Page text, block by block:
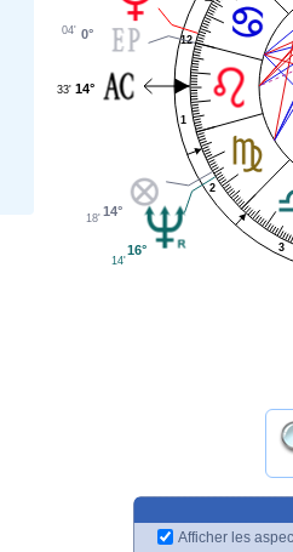
1
2
3
12
0°
04'
14°
33'
14°
18'
16°
14'
Afficher les